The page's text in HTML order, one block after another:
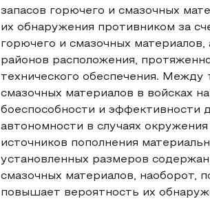
запасов горючего и смазочных
их обнаружения противником за
горючего и смазочных
районов расположения,
технического обеспечения.
смазочных материалов в войсках
боеспособности и эффективности
автономности в случаях
источников пополнения
установленных размеров
смазочных материалов, наоборот,
повышает вероятность их